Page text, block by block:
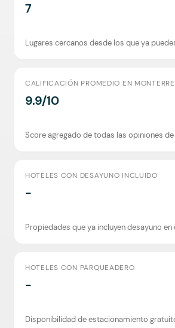
7
Lugares cercanos desde los que ya
CALIFICACIÓN PROMEDIO EN
9.9/10
Score agregado de todas las opiniones
HOTELES CON DESAYUNO INCLUIDO
-
Propiedades que ya incluyen desayuno en
HOTELES CON PARQUEADERO
-
Disponibilidad de estacionamiento